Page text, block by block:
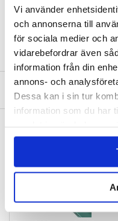
Vi använder
och annonserna till
för sociala medier och
vidarebefordrar även
information från din
annons- och
Dessa kan i sin tur
information som du har
Relaterade kategorier:
iPhone 16 Plus Privacy Härdat Glas